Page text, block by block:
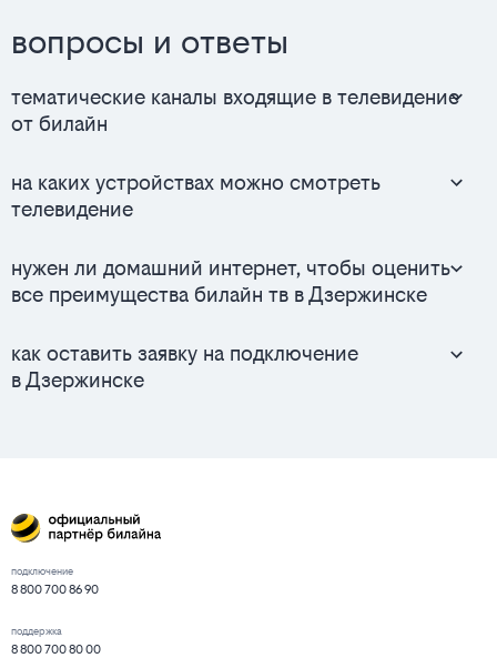
вопросы и ответы
тематические каналы входящие в телевидение
от билайн
на каких устройствах можно смотреть
телевидение
нужен ли домашний интернет, чтобы оценить
все преимущества билайн тв в Дзержинске
как оставить заявку на подключение
в Дзержинске
подключение
8 800 700 86 90
поддержка
8 800 700 80 00